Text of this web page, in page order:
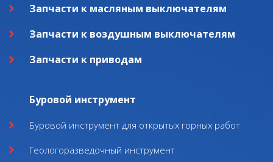
Запчасти к масляным выключателям
Запчасти к воздушным выключателям
Запчасти к приводам
Буровой инструмент
Буровой инструмент для открытых горных работ
Геологоразведочный инструмент